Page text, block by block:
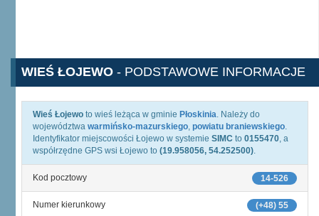
WIEŚ ŁOJEWO - PODSTAWOWE INFORMACJE
Wieś Łojewo to wieś leżąca w gminie Płoskinia. Należy do
województwa warmińsko-mazurskiego, powiatu braniewskiego.
Identyfikator miejscowości Łojewo w systemie SIMC to 0155470, a
współrzędne GPS wsi Łojewo to (19.958056, 54.252500).
14-526
Kod pocztowy
(+48) 55
Numer kierunkowy